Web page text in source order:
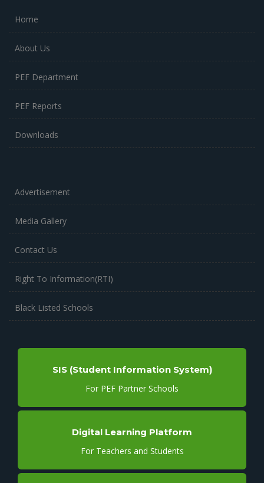
Home
About Us
PEF Department
PEF Reports
Downloads
Advertisement
Media Gallery
Contact Us
Right To Information(RTI)
Black Listed Schools
SIS (Student Information System)
For PEF Partner Schools
Digital Learning Platform
For Teachers and Students